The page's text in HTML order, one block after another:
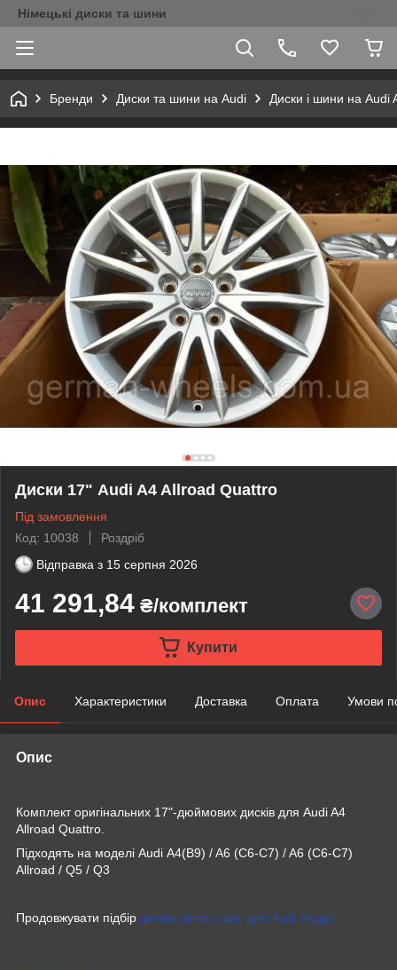
Німецькі диски та шини
Бренди Диски та шини на Audi Диски і шини на Audi
Диски 17" Audi A4 Allroad Quattro
Під замовлення
Код: 10038
Роздріб
Відправка з 15 серпня 2026
41 291,84 ₴/комплект
Купити
Опис Характеристики Доставка Оплата Умови
Опис
Комплект оригінальних 17"-дюймових дисків для Audi A4
Allroad Quattro.
Підходять на моделі Audi A4(B9) / A6 (C6-C7) / A6 (C6-C7)
Allroad / Q5 / Q3
Продовжувати підбір дисків, коліс і шин для Audi (Ауді).